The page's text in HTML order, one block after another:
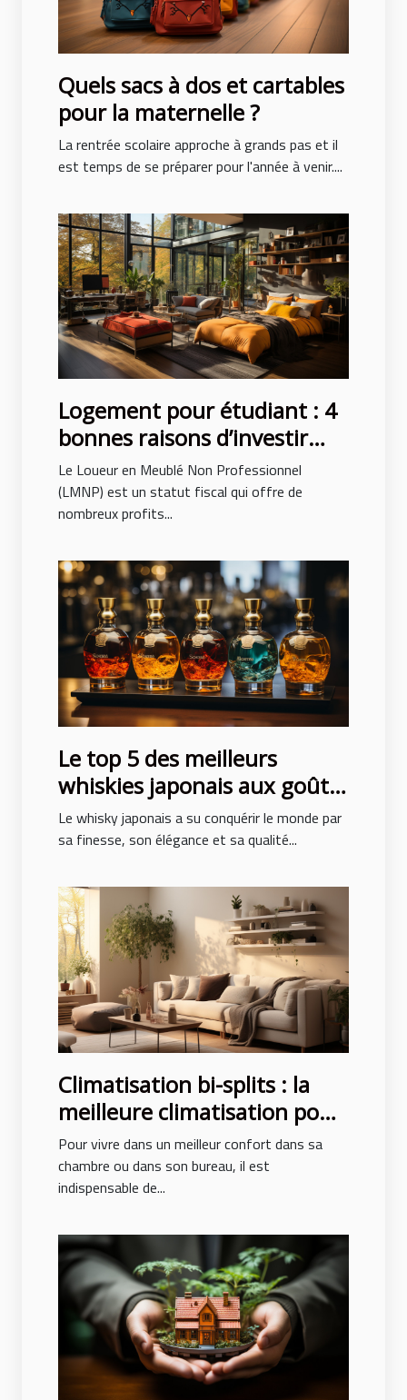
Quels sacs à dos et cartables
pour la maternelle ?
La rentrée scolaire approche à grands pas et il
est temps de se préparer pour l'année à venir....
Logement pour étudiant : 4
bonnes raisons d’investir
avec le LMNP
Le Loueur en Meublé Non Professionnel
(LMNP) est un statut fiscal qui offre de
nombreux profits...
Le top 5 des meilleurs
whiskies japonais aux goûts
exceptionnels
Le whisky japonais a su conquérir le monde par
sa finesse, son élégance et sa qualité...
Climatisation bi-splits : la
meilleure climatisation pour
un confort des pièces
Pour vivre dans un meilleur confort dans sa
chambre ou dans son bureau, il est
indispensable de...